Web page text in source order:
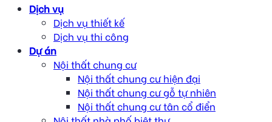
Dịch vụ
Dịch vụ thiết kế
Dịch vụ thi công
Dự án
Nội thất chung cư
Nội thất chung cư hiện đại
Nội thất chung cư gỗ tự nhiên
Nội thất chung cư tân cổ điển